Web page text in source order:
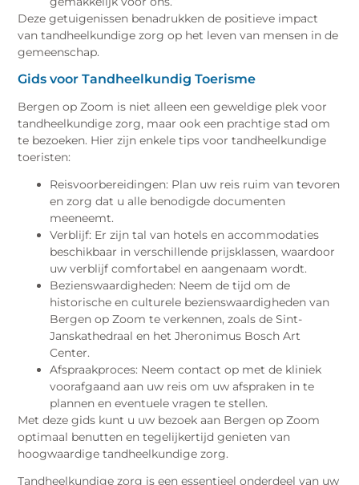
Deze getuigenissen benadrukken de positieve impact
van tandheelkundige zorg op het leven van mensen in de
gemeenschap.
Gids voor Tandheelkundig Toerisme
Bergen op Zoom is niet alleen een geweldige plek voor
tandheelkundige zorg, maar ook een prachtige stad om
te bezoeken. Hier zijn enkele tips voor tandheelkundige
toeristen:
Reisvoorbereidingen: Plan uw reis ruim van tevoren
en zorg dat u alle benodigde documenten
meeneemt.
Verblijf: Er zijn tal van hotels en accommodaties
beschikbaar in verschillende prijsklassen, waardoor
uw verblijf comfortabel en aangenaam wordt.
Bezienswaardigheden: Neem de tijd om de
historische en culturele bezienswaardigheden van
Bergen op Zoom te verkennen, zoals de Sint-
Janskathedraal en het Jheronimus Bosch Art
Center.
Afspraakproces: Neem contact op met de kliniek
voorafgaand aan uw reis om uw afspraken in te
plannen en eventuele vragen te stellen.
Met deze gids kunt u uw bezoek aan Bergen op Zoom
optimaal benutten en tegelijkertijd genieten van
hoogwaardige tandheelkundige zorg.
Tandheelkundige zorg is een essentieel onderdeel van uw